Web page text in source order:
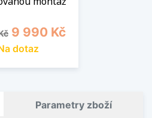
Cena
9 990 Kč
dotaz
Parametry zboží